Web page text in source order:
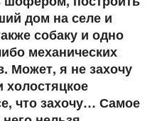
дом на селе и
собаку и одно
механических
Может, я не захочу
холостяцкое
что захочу… Самое